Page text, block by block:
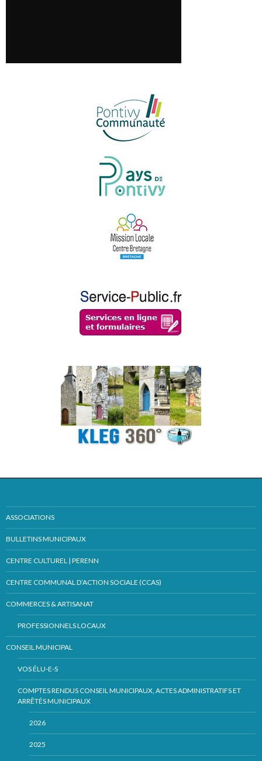
ASSOCIATIONS
BULLETINS MUNICIPAUX
CENTRE CULTUREL | PERENN
CENTRE COMMUNAL D’ACTION SOCIALE (CCAS)
COMMERCES & ARTISANAT
PROFESSIONNELS LOCAUX
CONSEIL MUNICIPAL
VOS ÉLU-E-S
COMPTES RENDUS CONSEIL MUNICIPAUX, ACTES ADMINISTRATIFS ET
ARRÊTÉS MUNICIPAUX
2026
2025